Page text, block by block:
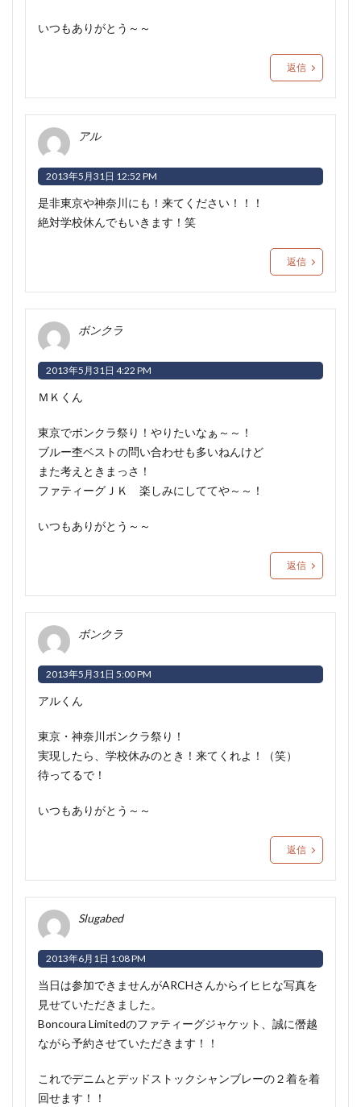
いつもありがとう～～
返信
アル
2013年5月31日 12:52 PM
是非東京や神奈川にも！来てください！！！
絶対学校休んでもいきます！笑
返信
ボンクラ
2013年5月31日 4:22 PM
ＭＫくん
東京でボンクラ祭り！やりたいなぁ～～！
ブルー杢ベストの問い合わせも多いねんけど
また考えときまっさ！
ファティーグＪＫ 楽しみにしててや～～！
いつもありがとう～～
返信
ボンクラ
2013年5月31日 5:00 PM
アルくん
東京・神奈川ボンクラ祭り！
実現したら、学校休みのとき！来てくれよ！（笑）
待ってるで！
いつもありがとう～～
返信
Slugabed
2013年6月1日 1:08 PM
当日は参加できませんがARCHさんからイヒヒな写真を
見せていただきました。
Boncoura Limitedのファティーグジャケット、誠に僭越
ながら予約させていただきます！！
これでデニムとデッドストックシャンブレーの２着を着
回せます！！